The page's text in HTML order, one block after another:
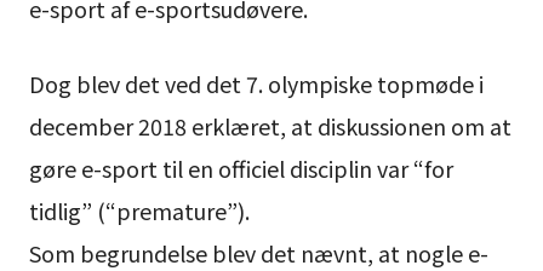
e-sport af e-sportsudøvere.
Dog blev det ved det 7. olympiske topmøde i
december 2018 erklæret, at diskussionen om at
gøre e-sport til en officiel disciplin var “for
tidlig” (“premature”).
Som begrundelse blev det nævnt, at nogle e-